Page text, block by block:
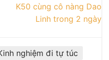
K50 cùng cô nàng Dao
Linh trong 2 ngày
nghiệm đi tự túc